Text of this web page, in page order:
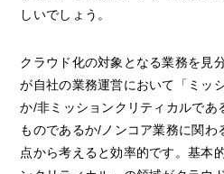
しいでしょう。
クラウド化の対象となる業務を見
が自社の業務運営において「ミッ
か/非ミッションクリティカルであ
ものであるか/ノンコア業務に関わ
点から考えると効率的です。基本